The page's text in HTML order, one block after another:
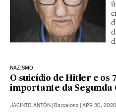
NAZISMO
O suicídio de Hitler e os
importante da Segunda
JACINTO ANTÓN | Barcelona | APR 30,